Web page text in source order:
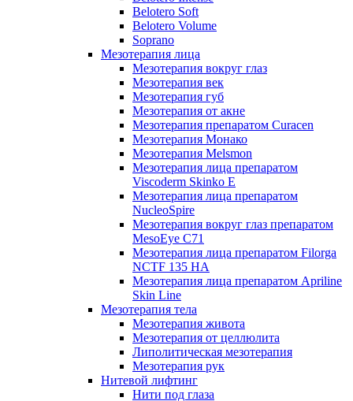
Belotero Soft
Belotero Volume
Soprano
Мезотерапия лица
Мезотерапия вокруг глаз
Мезотерапия век
Мезотерапия губ
Мезотерапия от акне
Мезотерапия препаратом Curacen
Мезотерапия Монако
Мезотерапия Melsmon
Мезотерапия лица препаратом
Viscoderm Skinko E
Мезотерапия лица препаратом
NucleoSpire
Мезотерапия вокруг глаз препаратом
MesoEye С71
Мезотерапия лица препаратом Filorga
NCTF 135 HA
Мезотерапия лица препаратом Apriline
Skin Line
Мезотерапия тела
Мезотерапия живота
Мезотерапия от целлюлита
Липолитическая мезотерапия
Мезотерапия рук
Нитевой лифтинг
Нити под глаза